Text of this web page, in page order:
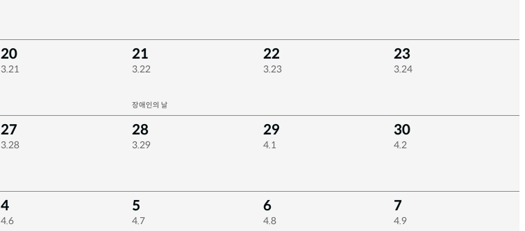
20
3.21
21
3.22
장애인의 날
22
3.23
23
3.24
27
3.28
28
3.29
29
4.1
30
4.2
4
4.6
5
4.7
6
4.8
7
4.9